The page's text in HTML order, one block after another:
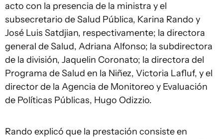
acto con la presencia de la ministra y el
subsecretario de Salud Pública, Karina Rando y
José Luis Satdjian, respectivamente; la directora
general de Salud, Adriana Alfonso; la subdirectora
de la división, Jaquelin Coronato; la directora del
Programa de Salud en la Niñez, Victoria Lafluf, y el
director de la Agencia de Monitoreo y Evaluación
de Políticas Públicas, Hugo Odizzio.
Rando explicó que la prestación consiste en